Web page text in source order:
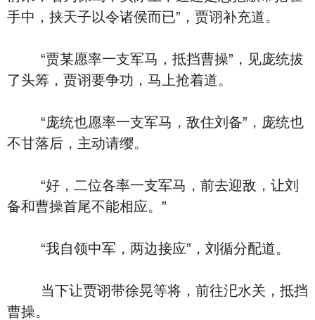
手中，挟天子以令诸侯而已”，贾诩补充道。
“贾某愿率一支军马，抵挡曹操”，见庞统拔
了头筹，贾诩要争功，马上抢着道。
“庞统也愿率一支军马，敌住刘备”，庞统也
不甘落后，主动请缨。
“好，二位各率一支军马，前去迎敌，让刘
备和曹操首尾不能相应。”
“我自领中军，两边接应”，刘循分配道。
当下让贾诩带徐晃等将，前往汜水关，抵挡
曹操。